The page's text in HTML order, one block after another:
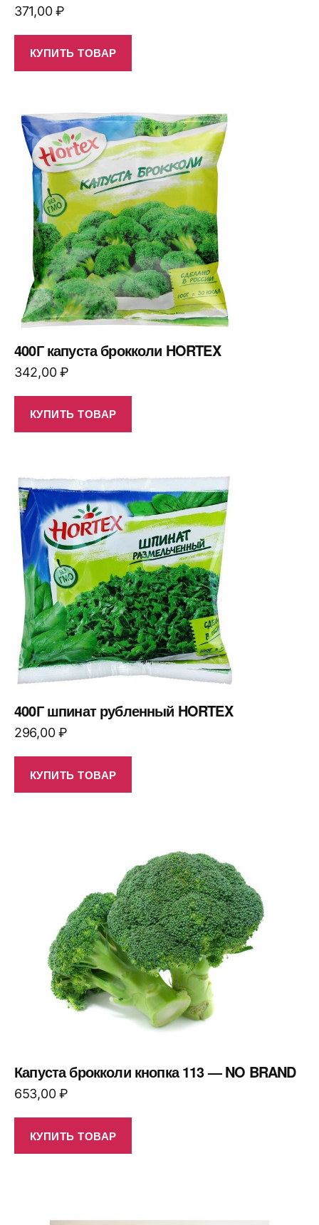
371,00₽
КУПИТЬ ТОВАР
400Г капуста брокколи HORTEX
342,00₽
КУПИТЬ ТОВАР
400Г шпинат рубленный HORTEX
296,00₽
КУПИТЬ ТОВАР
Капуста брокколи кнопка 113 — NO BRAND
653,00₽
КУПИТЬ ТОВАР